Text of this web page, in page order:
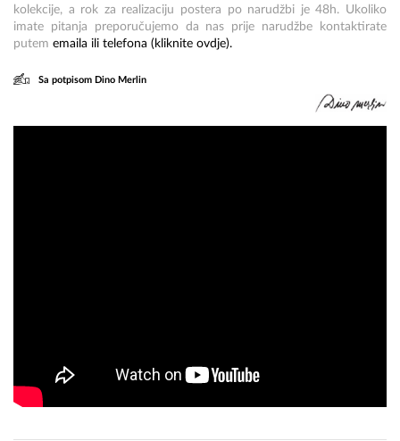
kolekcije, a rok za realizaciju postera po narudžbi je 48h. Ukoliko
imate pitanja preporučujemo da nas prije narudžbe kontaktirate
putem emaila ili telefona (kliknite ovdje).
Sa potpisom Dino Merlin